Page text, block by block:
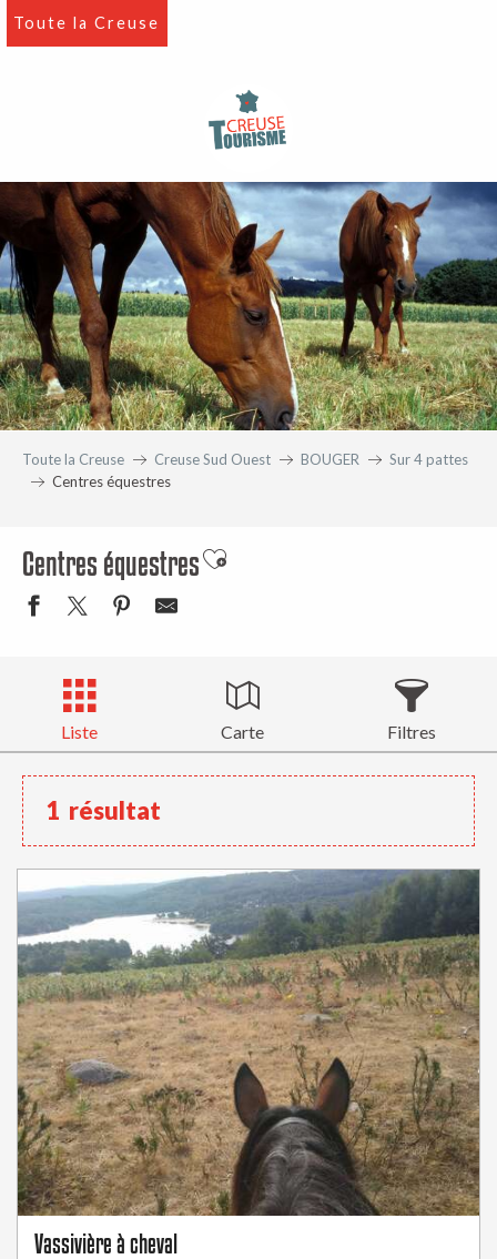
Aller
Toute la Creuse
Toute la Creuse Creuse Sud Ouest BOUGER
Sur 4 pattes
Centres équestres
Centres équestresAjouter aux favoris
Liste Carte Filtres
1 résultat
Vassivière à cheval